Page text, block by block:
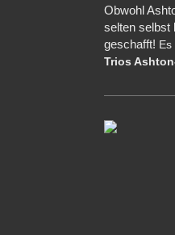
Obwohl
selten selbst
geschafft!
Trios